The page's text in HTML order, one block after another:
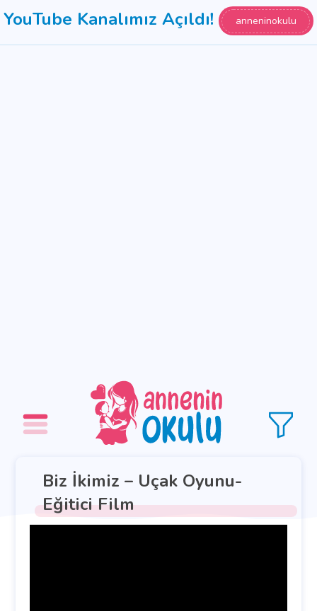
YouTube Kanalımız Açıldı! anneninokulu
Biz İkimiz – Uçak Oyunu-
Eğitici Film